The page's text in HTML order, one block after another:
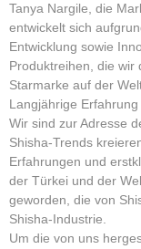
Tanya Nargile, die
entwickelt sich
Entwicklung sowie
Produktreihen, die wir
Starmarke auf der
Langjährige Erfahrung
Wir sind zur Adresse
Shisha-Trends
Erfahrungen und
der Türkei und der
geworden, die von
Shisha-Industrie.
Um die von uns